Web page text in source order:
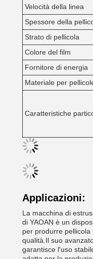
Velocità della linea
Spessore della
Strato di pellicola
Colore del film
Fornitore di energia
Materiale per
Caratteristiche
Applicazioni:
La macchina di
di YAOAN è un
per produrre
qualità.Il suo
garantisce l'uso